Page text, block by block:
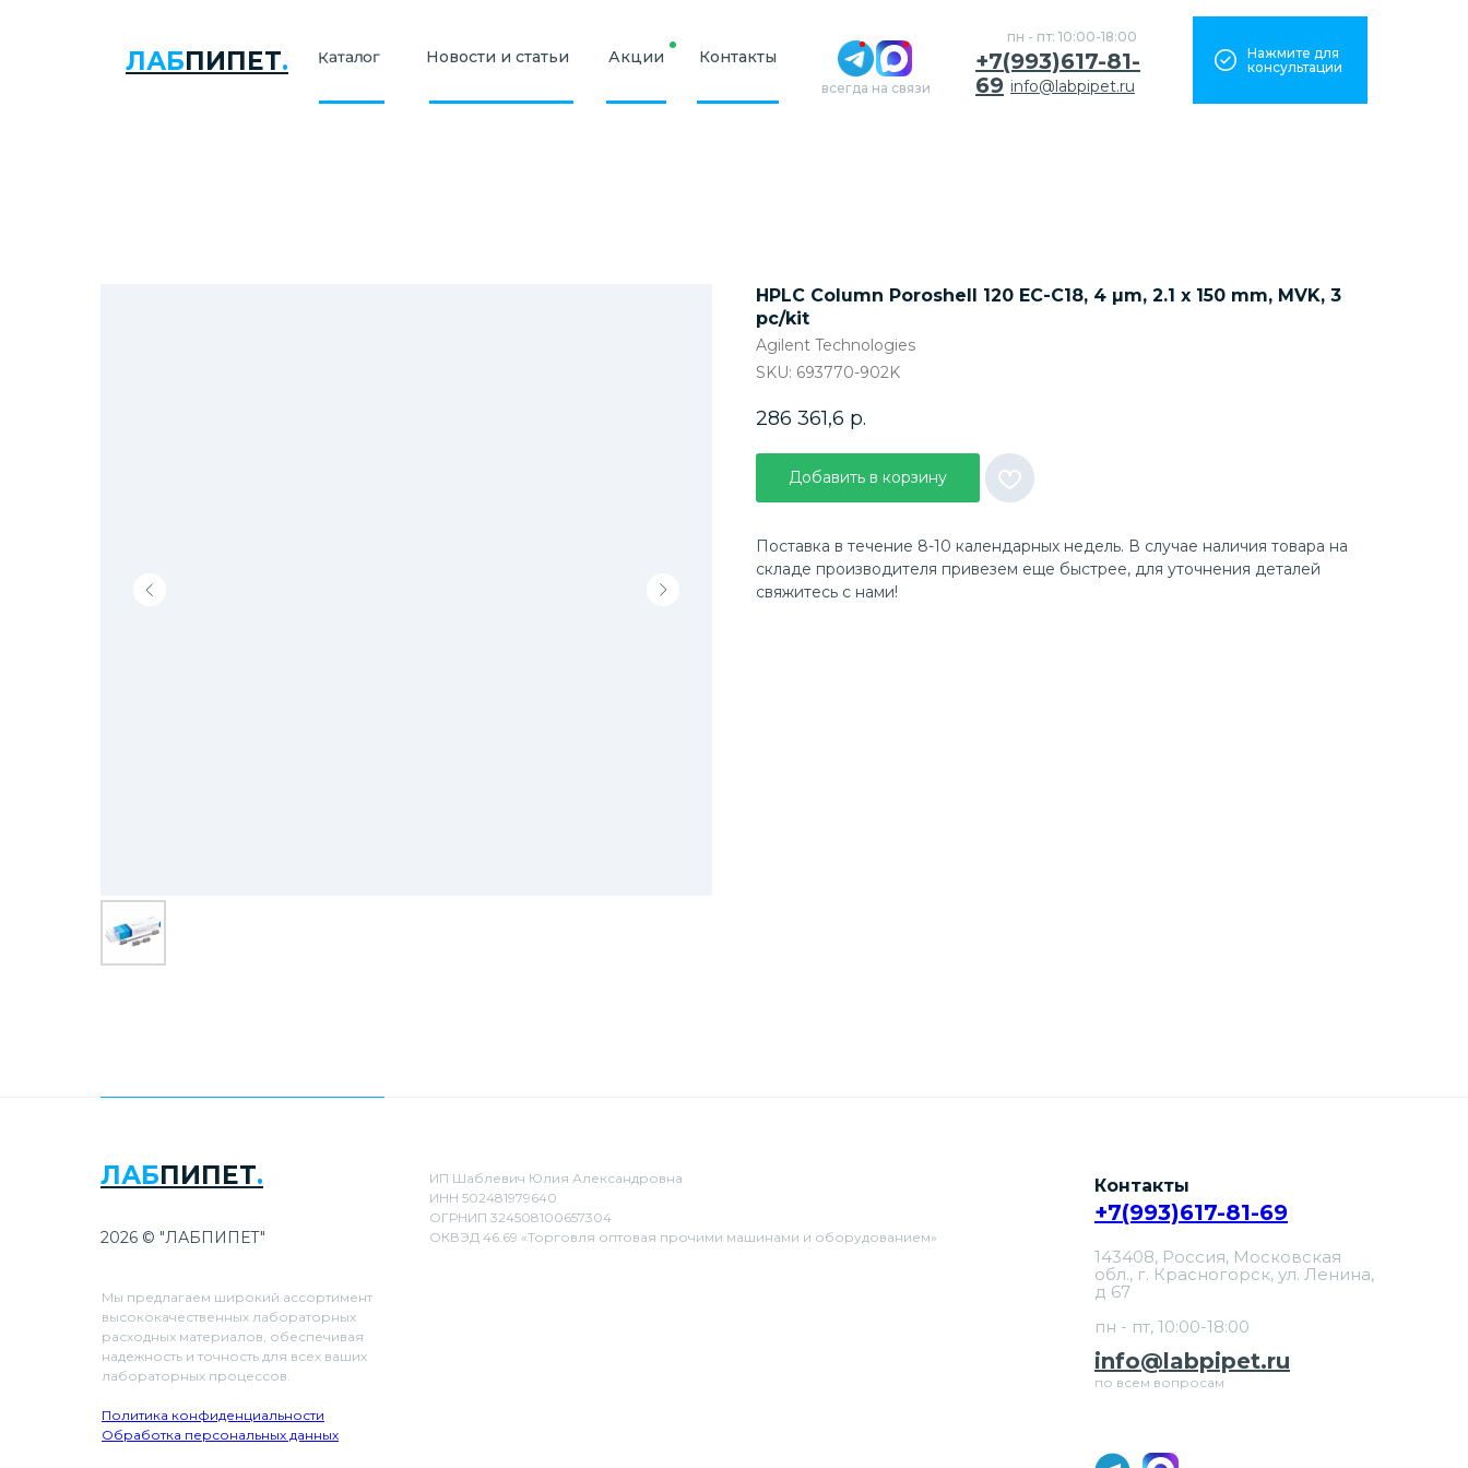
ЛАБПИПЕТ.
Нажмите для
консультации
пн - пт: 10:00-18:00
info@labpipet.ru
Каталог Контакты
Новости и статьи
всегда на связи
+7(993)617-81-
69
Акции
HPLC Column Poroshell 120 EC-C18, 4 µm, 2.1 x 150 mm, MVK, 3
pc/kit
Agilent Technologies
SKU: 693770-902K
286 361,6 р.
Добавить в корзину
Поставка в течение 8-10 календарных недель. В случае наличия товара на
складе производителя привезем еще быстрее, для уточнения деталей
свяжитесь с нами!
ЛАБПИПЕТ.
Мы предлагаем широкий ассортимент
высококачественных лабораторных
расходных материалов, обеспечивая
надежность и точность для всех ваших
лабораторных процессов.
Политика конфиденциальности
Обработка персональных данных
ИП Шаблевич Юлия Александровна
ИНН 502481979640
ОГРНИП 324508100657304
ОКВЭД 46.69 «Торговля оптовая прочими машинами и оборудованием»
2026 © "ЛАБПИПЕТ"
Контакты
info@labpipet.ru
+7(993)617-81-69
по всем вопросам
143408, Россия, Московская
обл., г. Красногорск, ул. Ленина,
д 67
пн - пт, 10:00-18:00